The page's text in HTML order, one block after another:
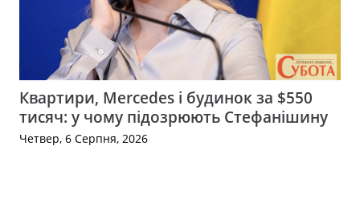
Квартири, Mercedes і будинок за $550
тисяч: у чому підозрюють Стефанішину
Четвер, 6 Серпня, 2026